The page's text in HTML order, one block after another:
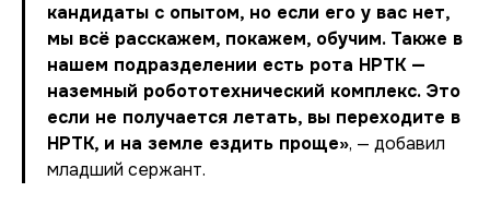
кандидаты с опытом, но если его у вас нет,
мы всё расскажем, покажем, обучим. Также в
нашем подразделении есть рота НРТК —
наземный робототехнический комплекс. Это
если не получается летать, вы переходите в
НРТК, и на земле ездить проще», — добавил
младший сержант.